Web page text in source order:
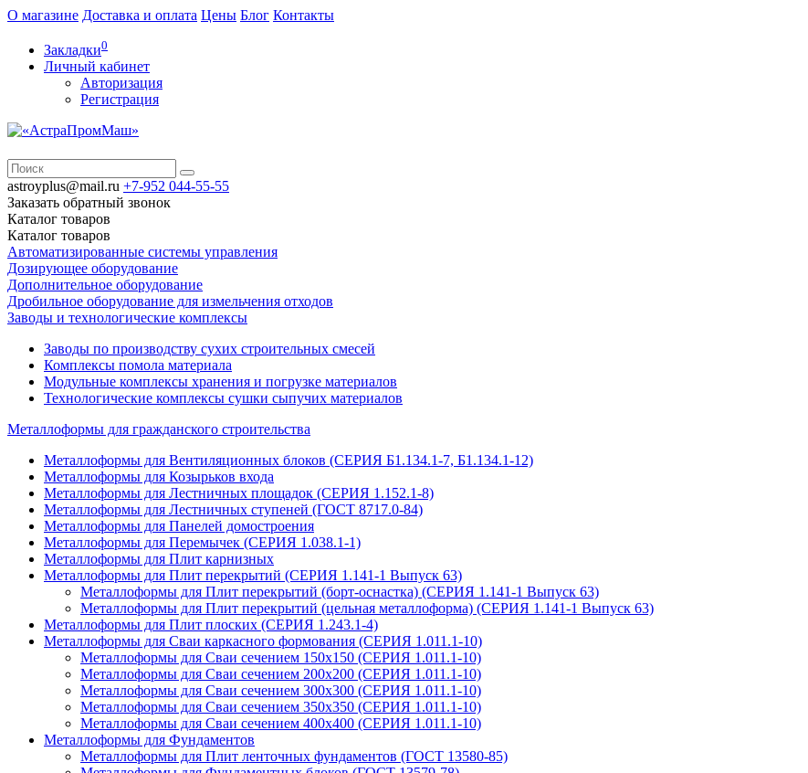
О магазине Доставка и оплата Цены Блог Контакты
Закладки0
Личный кабинет
Авторизация
Регистрация
astroyplus@mail.ru +7-952 044-55-55
Заказать обратный звонок
Каталог товаров
Каталог товаров
Автоматизированные системы управления
Дозирующее оборудование
Дополнительное оборудование
Дробильное оборудование для измельчения отходов
Заводы и технологические комплексы
Заводы по производству сухих строительных смесей
Комплексы помола материала
Модульные комплексы хранения и погрузке материалов
Технологические комплексы сушки сыпучих материалов
Металлоформы для гражданского строительства
Металлоформы для Вентиляционных блоков (СЕРИЯ Б1.134.1-7, Б1.134.1-12)
Металлоформы для Козырьков входа
Металлоформы для Лестничных площадок (СЕРИЯ 1.152.1-8)
Металлоформы для Лестничных ступеней (ГОСТ 8717.0-84)
Металлоформы для Панелей домостроения
Металлоформы для Перемычек (СЕРИЯ 1.038.1-1)
Металлоформы для Плит карнизных
Металлоформы для Плит перекрытий (СЕРИЯ 1.141-1 Выпуск 63)
Металлоформы для Плит перекрытий (борт-оснастка) (СЕРИЯ 1.141-1 Выпуск 63)
Металлоформы для Плит перекрытий (цельная металлоформа) (СЕРИЯ 1.141-1 Выпуск 63)
Металлоформы для Плит плоских (СЕРИЯ 1.243.1-4)
Металлоформы для Сваи каркасного формования (СЕРИЯ 1.011.1-10)
Металлоформы для Сваи сечением 150х150 (СЕРИЯ 1.011.1-10)
Металлоформы для Сваи сечением 200х200 (СЕРИЯ 1.011.1-10)
Металлоформы для Сваи сечением 300х300 (СЕРИЯ 1.011.1-10)
Металлоформы для Сваи сечением 350х350 (СЕРИЯ 1.011.1-10)
Металлоформы для Сваи сечением 400х400 (СЕРИЯ 1.011.1-10)
Металлоформы для Фундаментов
Металлоформы для Плит ленточных фундаментов (ГОСТ 13580-85)